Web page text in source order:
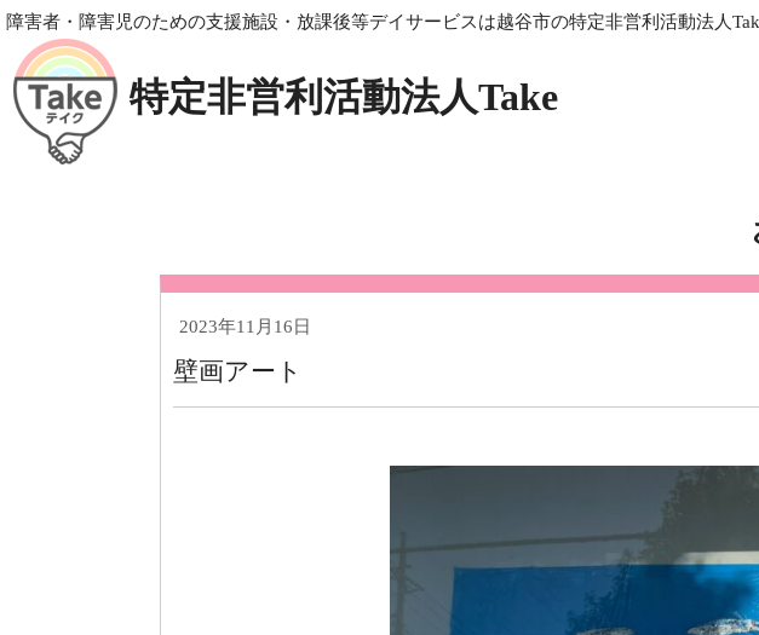
障害者・障害児のための支援施設・放課後等デイサービスは越谷市の特定非営利活動法人
特定非営利活動法人Take
2023年11月16日
壁画アート